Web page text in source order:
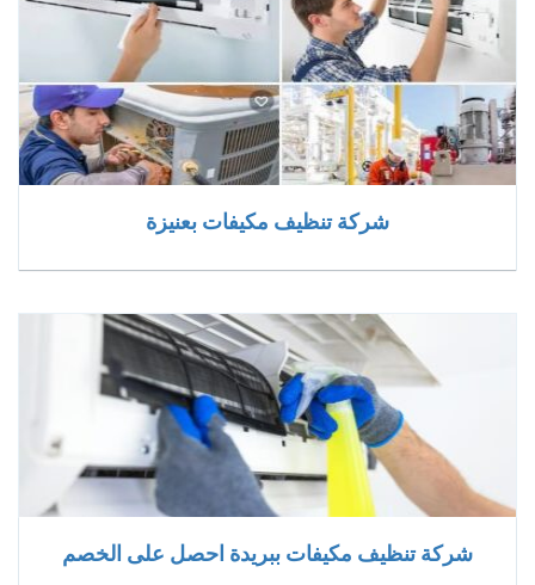
شركة تنظيف مكيفات بعنيزة
شركة تنظيف مكيفات ببريدة احصل على الخصم